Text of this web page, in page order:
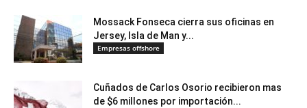
Mossack Fonseca cierra sus oficinas en
Jersey, Isla de Man y...
Empresas offshore
Cuñados de Carlos Osorio recibieron mas
de $6 millones por importación...